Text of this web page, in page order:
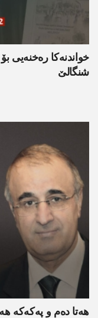
خواندنه‌كا رەخنەیی
شنگالێ
ھەتا دەم و پەکەکە